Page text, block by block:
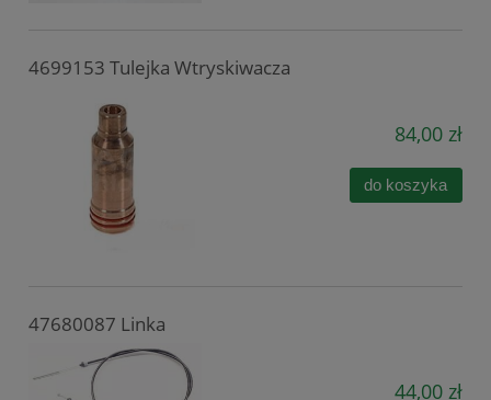
4699153 Tulejka Wtryskiwacza
84,00 zł
do koszyka
47680087 Linka
44,00 zł